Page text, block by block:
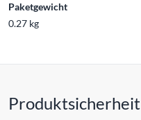
Paketgewicht
0.27 kg
Produktsicherheit